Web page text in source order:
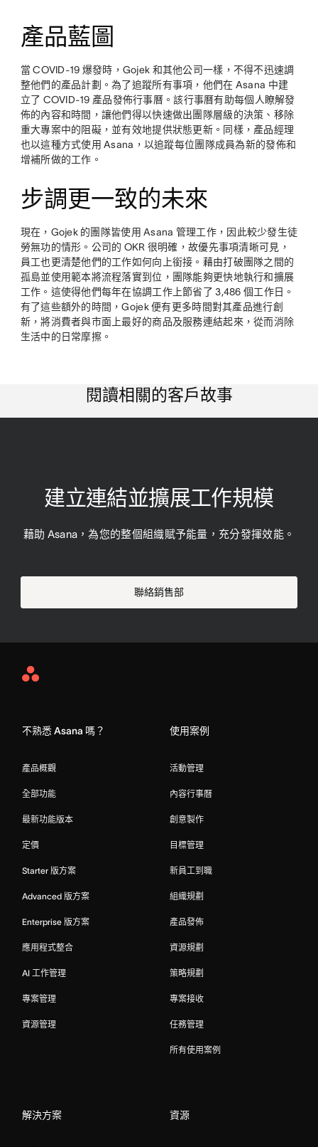
產品藍圖
當 COVID-19 爆發時，Gojek 和其他公司一樣，不得不迅速調
整他們的產品計劃。為了追蹤所有事項，他們在 Asana 中建
立了 COVID-19 產品發佈行事曆。該行事曆有助每個人瞭解發
佈的內容和時間，讓他們得以快速做出團隊層級的決策、移除
重大專案中的阻礙，並有效地提供狀態更新。同樣，產品經理
也以這種方式使用 Asana，以追蹤每位團隊成員為新的發佈和
增補所做的工作。
步調更一致的未來
現在，Gojek 的團隊皆使用 Asana 管理工作，因此較少發生徒
勞無功的情形。公司的 OKR 很明確，故優先事項清晰可見，
員工也更清楚他們的工作如何向上銜接。藉由打破團隊之間的
孤島並使用範本將流程落實到位，團隊能夠更快地執行和擴展
工作。這使得他們每年在協調工作上節省了 3,486 個工作日。
有了這些額外的時間，Gojek 便有更多時間對其產品進行創
新，將消費者與市面上最好的商品及服務連結起來，從而消除
生活中的日常摩擦。
閱讀相關的客戶故事
建立連結並擴展工作規模
藉助 Asana，為您的整個組織賦予能量，充分發揮效能。
聯絡銷售部
Asana
不熟悉 Asana 嗎？
產品概觀
全部功能
最新功能版本
定價
Starter 版方案
Advanced 版方案
Enterprise 版方案
應用程式整合
AI 工作管理
專案管理
資源管理
使用案例
活動管理
內容行事曆
創意製作
目標管理
新員工到職
組織規劃
產品發佈
資源規劃
策略規劃
專案接收
任務管理
所有使用案例
解決方案 資源